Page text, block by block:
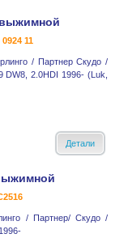
11
/ Партнер Скудо /
2.0HDI 1996- (Luk,
Детали
/ Партнер/ Скудо /